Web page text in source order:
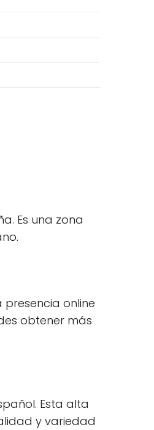
Es una zona
presencia online
obtener más
Esta alta
y variedad